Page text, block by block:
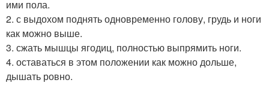
ими пола.
2. с выдохом поднять одновременно голову, грудь и ноги
как можно выше.
3. сжать мышцы ягодиц, полностью выпрямить ноги.
4. оставаться в этом положении как можно дольше,
дышать ровно.